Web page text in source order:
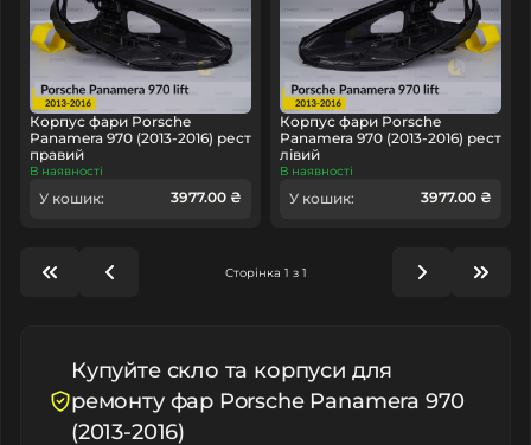
Корпус фари Porsche
Panamera 970 (2013-2016) рест
правий
В наявності
У кошик: 3977.00 ₴
Корпус фари Porsche
Panamera 970 (2013-2016) рест
лівий
В наявності
У кошик: 3977.00 ₴
Сторінка 1 з 1
Купуйте скло та корпуси для
ремонту фар Porsche Panamera 970
(2013-2016)